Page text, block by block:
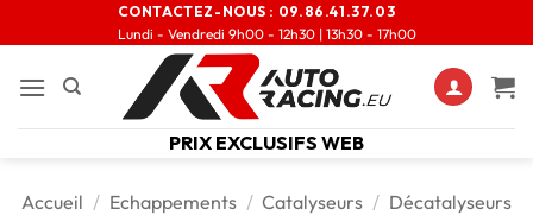
CONTACTEZ-NOUS : 09.86.41.37.03
Lundi - Vendredi 9h00 - 12h30 | 13h30 - 17h00
PRIX EXCLUSIFS WEB
Accueil / Echappements / Catalyseurs / Décatalyseurs